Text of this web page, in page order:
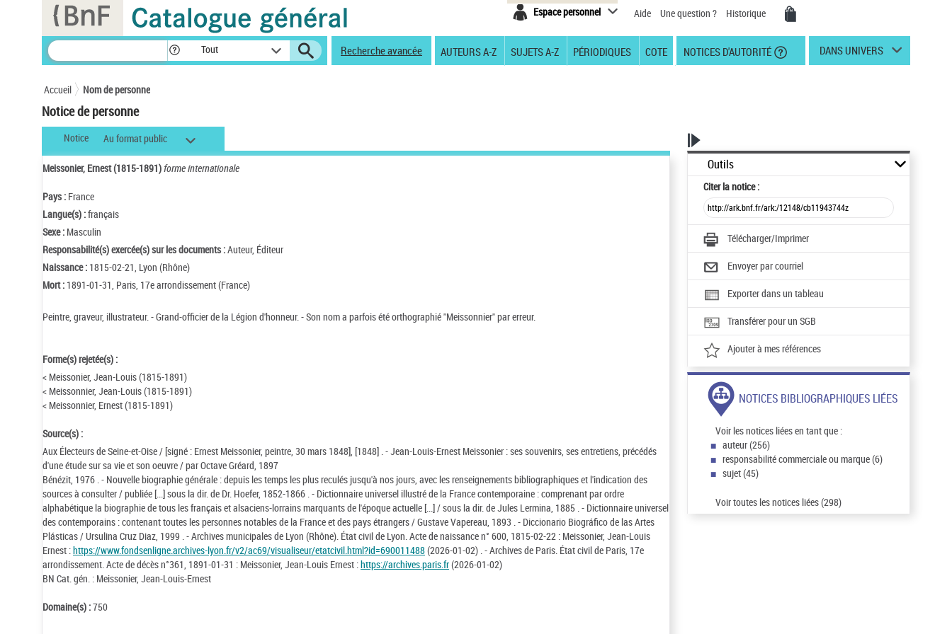
Espace personnel Aide Une question ? Historique
Tout Recherche avancée AUTEURS A-Z SUJETS A-Z PÉRIODIQUES COTE NOTICES D'AUTORITÉ DANS UNIVERS
Accueil Nom de personne
Notice de personne
Notice Au format public
Meissonier, Ernest (1815-1891)forme internationale
Pays : France
Langue(s) :français
Sexe : Masculin
Responsabilité(s) exercée(s) sur les documents :Auteur, Éditeur
Naissance : 1815-02-21, Lyon (Rhône)
Mort : 1891-01-31, Paris, 17e arrondissement (France)
Peintre, graveur, illustrateur. - Grand-officier de la Légion d'honneur. - Son nom a parfois été orthographié "Meissonnier" par erreur.
Forme(s) rejetée(s) :
< Meissonier, Jean-Louis (1815-1891)
< Meissonnier, Jean-Louis (1815-1891)
< Meissonnier, Ernest (1815-1891)
Source(s) :
Aux Électeurs de Seine-et-Oise / [signé : Ernest Meissonier, peintre, 30 mars 1848], [1848] . - Jean-Louis-Ernest Meissonier : ses souvenirs, ses entretiens, précédés
d'une étude sur sa vie et son oeuvre / par Octave Gréard, 1897
Bénézit, 1976 . - Nouvelle biographie générale : depuis les temps les plus reculés jusqu'à nos jours, avec les renseignements bibliographiques et l'indication des
sources à consulter / publiée [...] sous la dir. de Dr. Hoefer, 1852-1866 . - Dictionnaire universel illustré de la France contemporaine : comprenant par ordre
alphabétique la biographie de tous les français et alsaciens-lorrains marquants de l'époque actuelle [...] / sous la dir. de Jules Lermina, 1885 . - Dictionnaire universel
des contemporains : contenant toutes les personnes notables de la France et des pays étrangers / Gustave Vapereau, 1893 . - Diccionario Biográfico de las Artes
Plásticas / Ursulina Cruz Diaz, 1999 . - Archives municipales de Lyon (Rhône). État civil de Lyon. Acte de naissance n° 600, 1815-02-22 : Meissonier, Jean-Louis
Ernest :https://www.fondsenligne.archives-lyon.fr/v2/ac69/visualiseur/etatcivil.html?id=690011488(2026-01-02) . - Archives de Paris. État civil de Paris, 17e
arrondissement. Acte de décès n°361, 1891-01-31 : Meissonier, Jean-Louis Ernest :https://archives.paris.fr(2026-01-02)
BN Cat. gén. : Meissonier, Jean-Louis-Ernest
Domaine(s) :750
Outils
Citerla notice :
Télécharger/Imprimer
Envoyer par courriel
Exporter dans un tableau
Transférer pour un SGB
Ajouter à mes références
NOTICES BIBLIOGRAPHIQUES LIÉES
Voir les notices liées en tant que :
auteur (256)
responsabilité commerciale ou marque (6)
sujet (45)
Voir toutes les notices liées (298)
Panneau de gestion des cookies